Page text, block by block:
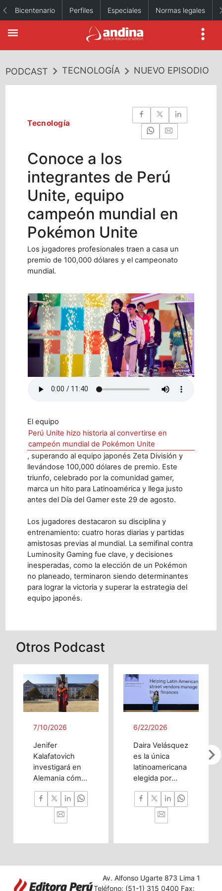
Bicentenario Perfiles Especiales Normas legales
PODCAST TECNOLOGÍA NUEVO EPISODIO
Tecnología
Conoce a los
integrantes de Perú
Unite, equipo
campeón mundial en
Pokémon Unite
Los jugadores profesionales traen a casa un
premio de 100,000 dólares y el campeonato
mundial.
El equipo
Perú Unite hizo historia al convertirse en
campeón mundial de Pokémon Unite
, superando al equipo japonés Zeta División y
llevándose 100,000 dólares de premio. Este
triunfo, celebrado por la comunidad gamer,
marca un hito para Latinoamérica y llega justo
antes del Día del Gamer este 29 de agosto.
Los jugadores destacaron su disciplina y
entrenamiento: cuatro horas diarias y partidas
amistosas previas al mundial. La semifinal contra
Luminosity Gaming fue clave, y decisiones
inesperadas, como la elección de un Pokémon
no planeado, terminaron siendo determinantes
para lograr la victoria y superar la estrategia del
equipo japonés.
Otros Podcast
chevron_right
7/10/2026
Jenifer
Kalafatovich
investigará en
Alemania cómo
la inteligencia
artificial puede
predecir
trastornos del
cerebral desde
prenatal hasta
temprana.
6/22/2026
Daira Velásquez
es la única
latinoamericana
elegida por
OpenAI gracias
a chatbot que
ayuda a
vendedores
gestionar sus
Av. Alfonso Ugarte 873 Lima 1
Teléfono: (51-1) 315 0400 Fax: